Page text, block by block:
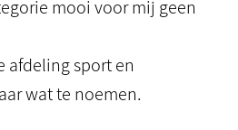
mooi voor mij geen
afdeling sport en
wat te noemen.